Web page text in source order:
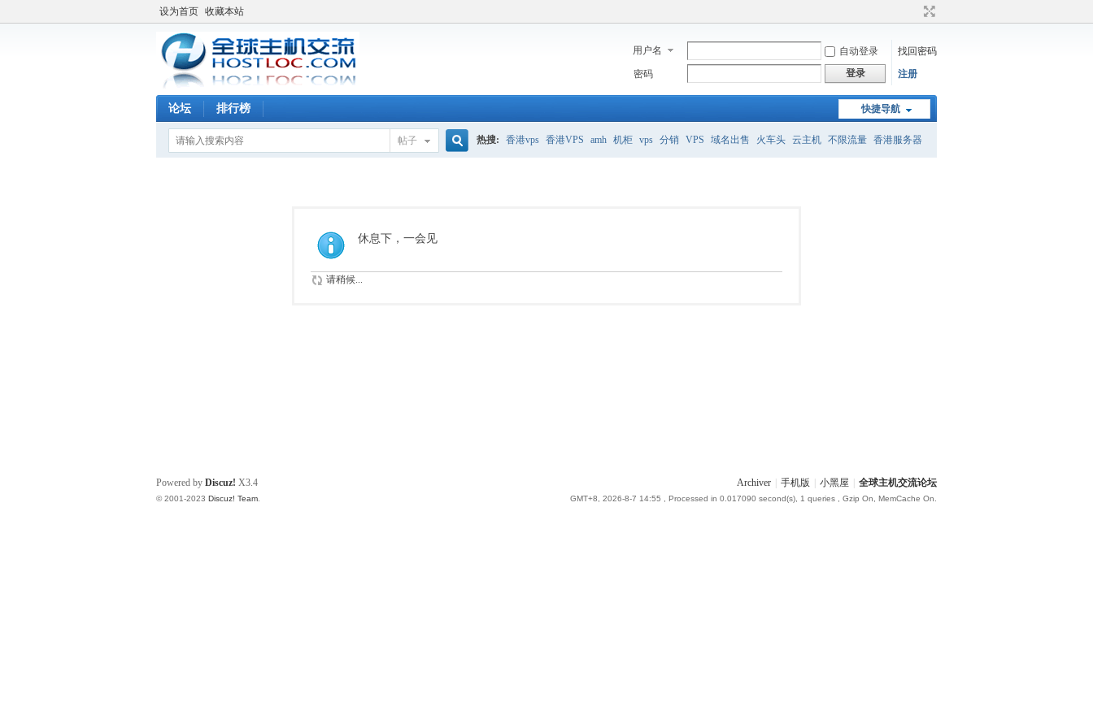
设为首页 收藏本站
用户名 自动登录
找回密码
密码
登录 注册
快捷导航
论坛 排行榜
帖子 热搜: 香港vps 香港VPS amh 机柜 vps 分销 VPS 域名出售 火车头 云主机 不限流量 香港服务器
休息下，一会见
请稍候...
Archiver 手机版 小黑屋 全球主机交流论坛
GMT+8, 2026-8-7 14:55 , Processed in 0.017090 second(s), 1 queries , Gzip On, MemCache On.
Powered by Discuz! X3.4
© 2001-2023 Discuz! Team